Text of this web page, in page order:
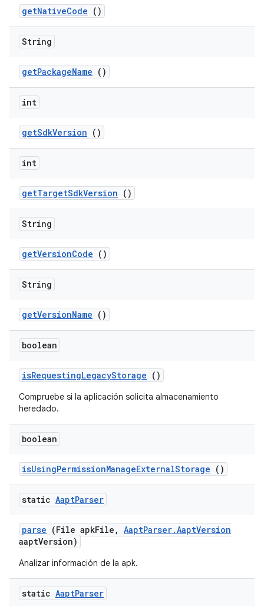
getNativeCode ()
String
getPackageName ()
int
getSdkVersion ()
int
getTargetSdkVersion ()
String
getVersionCode ()
String
getVersionName ()
boolean
isRequestingLegacyStorage ()
Compruebe si la aplicación solicita almacenamiento
heredado.
boolean
isUsingPermissionManageExternalStorage ()
static AaptParser
parse (File apkFile , AaptParser.AaptVersion
aaptVersion)
Analizar información de la apk.
static AaptParser